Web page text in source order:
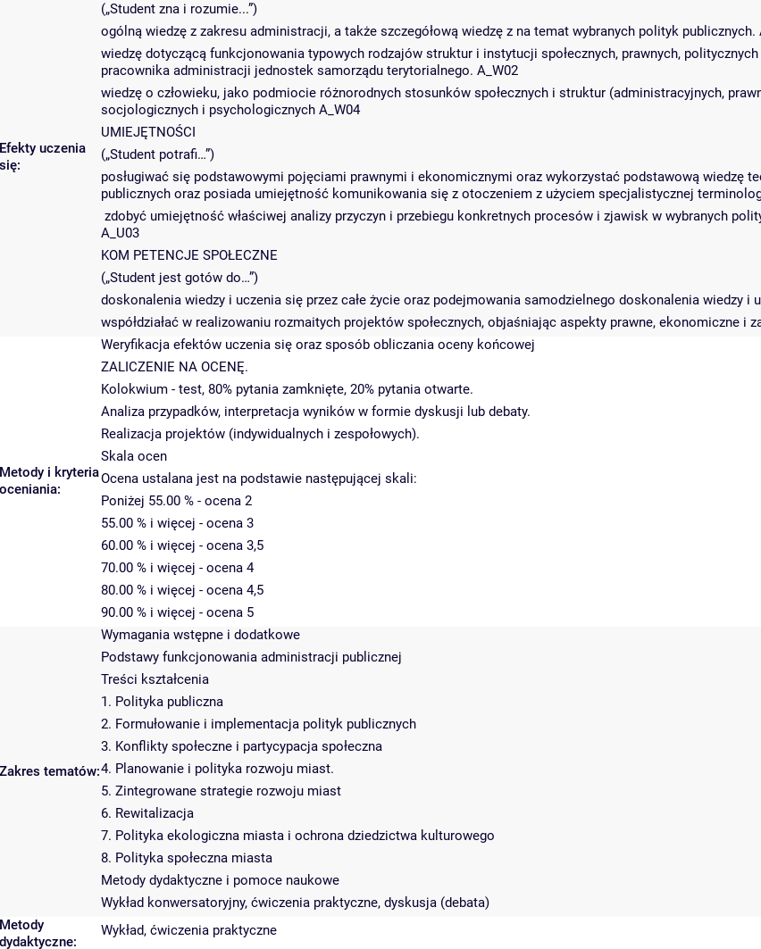
Efekty uczenia
się:
(„Student zna i rozumie...”)
ogólną wiedzę z zakresu administracji, a także szczegółową wiedzę z na temat wybranych polityk publicznych.
wiedzę dotyczącą funkcjonowania typowych rodzajów struktur i instytucji społecznych, prawnych,
pracownika administracji jednostek samorządu terytorialnego. A_W02
wiedzę o człowieku, jako podmiocie różnorodnych stosunków społecznych i struktur (administracyjnych,
socjologicznych i psychologicznych A_W04
UMIEJĘTNOŚCI
(„Student potrafi…”)
posługiwać się podstawowymi pojęciami prawnymi i ekonomicznymi oraz wykorzystać podstawową wiedzę
publicznych oraz posiada umiejętność komunikowania się z otoczeniem z użyciem specjalistycznej
zdobyć umiejętność właściwej analizy przyczyn i przebiegu konkretnych procesów i zjawisk w wybranych
A_U03
KOM PETENCJE SPOŁECZNE
(„Student jest gotów do…”)
doskonalenia wiedzy i uczenia się przez całe życie oraz podejmowania samodzielnego doskonalenia wiedzy i
współdziałać w realizowaniu rozmaitych projektów społecznych, objaśniając aspekty prawne, ekonomiczne i
Metody i kryteria
oceniania:
Weryfikacja efektów uczenia się oraz sposób obliczania oceny końcowej
ZALICZENIE NA OCENĘ.
Kolokwium - test, 80% pytania zamknięte, 20% pytania otwarte.
Analiza przypadków, interpretacja wyników w formie dyskusji lub debaty.
Realizacja projektów (indywidualnych i zespołowych).
Skala ocen
Ocena ustalana jest na podstawie następującej skali:
Poniżej 55.00 % - ocena 2
55.00 % i więcej - ocena 3
60.00 % i więcej - ocena 3,5
70.00 % i więcej - ocena 4
80.00 % i więcej - ocena 4,5
90.00 % i więcej - ocena 5
Zakres tematów:
Wymagania wstępne i dodatkowe
Podstawy funkcjonowania administracji publicznej
Treści kształcenia
1. Polityka publiczna
2. Formułowanie i implementacja polityk publicznych
3. Konflikty społeczne i partycypacja społeczna
4. Planowanie i polityka rozwoju miast.
5. Zintegrowane strategie rozwoju miast
6. Rewitalizacja
7. Polityka ekologiczna miasta i ochrona dziedzictwa kulturowego
8. Polityka społeczna miasta
Metody dydaktyczne i pomoce naukowe
Wykład konwersatoryjny, ćwiczenia praktyczne, dyskusja (debata)
Metody
dydaktyczne:
Wykład, ćwiczenia praktyczne